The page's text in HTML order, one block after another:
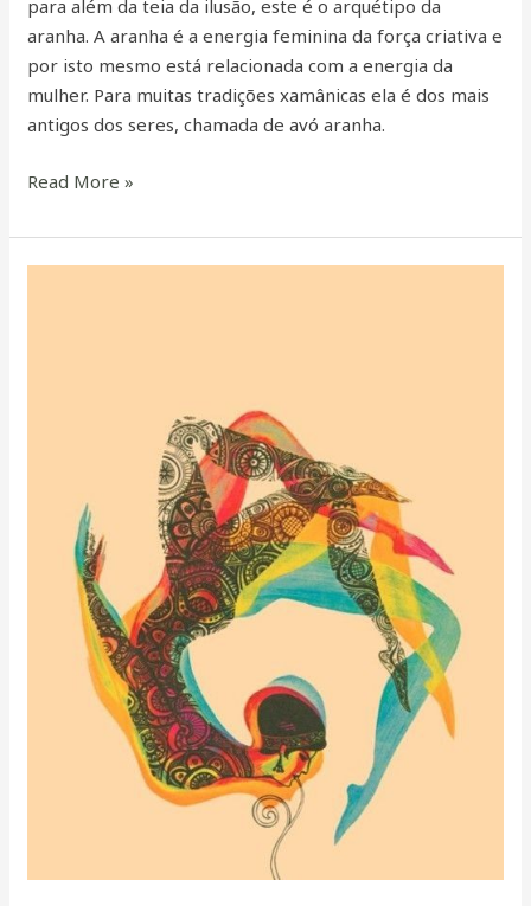
para além da teia da ilusão, este é o arquétipo da
aranha. A aranha é a energia feminina da força criativa e
por isto mesmo está relacionada com a energia da
mulher. Para muitas tradições xamânicas ela é dos mais
antigos dos seres, chamada de avó aranha.
Read More »